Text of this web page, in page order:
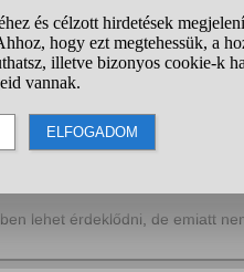
ő mekkora modell, erre mi
így született? A 99% az
lehet érdeklődni, de emiatt